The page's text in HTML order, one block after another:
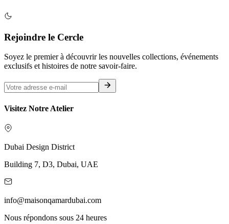
Rejoindre le Cercle
Soyez le premier à découvrir les nouvelles collections, événements
exclusifs et histoires de notre savoir-faire.
Visitez Notre Atelier
Dubai Design District
Building 7, D3, Dubai, UAE
info@maisonqamardubai.com
Nous répondons sous 24 heures